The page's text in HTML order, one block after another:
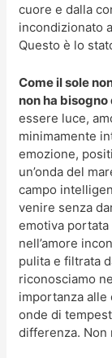
cuore e dalla
incondizionato
Questo è lo
Come il sole
non ha bisogno
essere luce,
minimamente
emozione,
un’onda del
campo
venire senza
emotiva
nell’amore
pulita e filtrata
riconosciamo
importanza alle
onde di
differenza. Non